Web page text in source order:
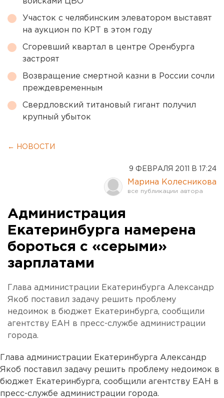
Участок с челябинским элеватором выставят
на аукцион по КРТ в этом году
Сгоревший квартал в центре Оренбурга
застроят
Возвращение смертной казни в России сочли
преждевременным
Свердловский титановый гигант получил
крупный убыток
← НОВОСТИ
9 ФЕВРАЛЯ 2011 В 17:24
Марина Колесникова
Администрация
Екатеринбурга намерена
бороться с «серыми»
зарплатами
Глава администрации Екатеринбурга Александр
Якоб поставил задачу решить проблему
недоимок в бюджет Екатеринбурга, сообщили
агентству ЕАН в пресс-службе администрации
города.
Глава администрации Екатеринбурга Александр
Якоб поставил задачу решить проблему недоимок в
бюджет Екатеринбурга, сообщили агентству ЕАН в
пресс-службе администрации города.